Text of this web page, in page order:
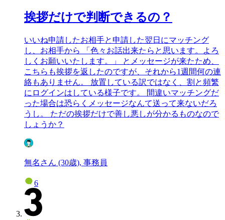
挨拶だけで判断できるの？
いいね申請したお相手と申請した翌日にマッチング
し、お相手から 「色々お話出来たらと思います。よろ
しくお願いいたします。」 とメッセージが来たため、
こちらも挨拶を返したのですが、それから1週間何の連
絡もありません。 放置している訳ではなく、割と頻繁
にログインはしている様子です。 間違いマッチングだ
った場合は恐らくメッセージなんて送って来ないだろ
うし。 ただの挨拶だけで善し悪しが分かるものなので
しょうか？
無名さん (30歳), 事務員
6